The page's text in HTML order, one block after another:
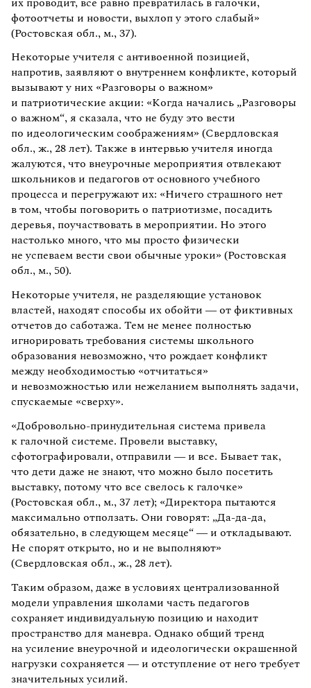
фотоотчеты и новости, выхлоп у этого слабый»
(Ростовская обл., м., 37).
Некоторые учителя с антивоенной позицией,
напротив, заявляют о внутреннем конфликте, который
вызывают у них «Разговоры о важном»
и патриотические акции: «Когда начались „Разговоры
о важном“, я сказала, что не буду это вести
по идеологическим соображениям» (Свердловская
обл., ж., 28 лет). Также в интервью учителя иногда
жалуются, что внеурочные мероприятия отвлекают
школьников и педагогов от основного учебного
процесса и перегружают их: «Ничего страшного нет
в том, чтобы поговорить о патриотизме, посадить
деревья, поучаствовать в мероприятии. Но этого
настолько много, что мы просто физически
не успеваем вести свои обычные уроки» (Ростовская
обл., м., 50).
Некоторые учителя, не разделяющие установок
властей, находят способы их обойти — от фиктивных
отчетов до саботажа. Тем не менее полностью
игнорировать требования системы школьного
образования невозможно, что рождает конфликт
между необходимостью «отчитаться»
и невозможностью или нежеланием выполнять задачи,
спускаемые «сверху».
«Добровольно-принудительная система привела
к галочной системе. Провели выставку,
сфотографировали, отправили — и все. Бывает так,
что дети даже не знают, что можно было посетить
выставку, потому что все свелось к галочке»
(Ростовская обл., м., 37 лет); «Директора пытаются
максимально отползать. Они говорят: „Да-да-да,
обязательно, в следующем месяце“ — и откладывают.
Не спорят открыто, но и не выполняют»
(Свердловская обл., ж., 28 лет).
Таким образом, даже в условиях централизованной
модели управления школами часть педагогов
сохраняет индивидуальную позицию и находит
пространство для маневра. Однако общий тренд
на усиление внеурочной и идеологически окрашенной
нагрузки сохраняется — и отступление от него требует
значительных усилий.